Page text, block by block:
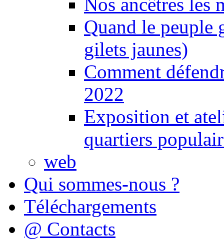
Quand le peuple
gilets jaunes)
Comment
2022
Exposition et
quartiers
web
Qui sommes-nous ?
Téléchargements
@ Contacts